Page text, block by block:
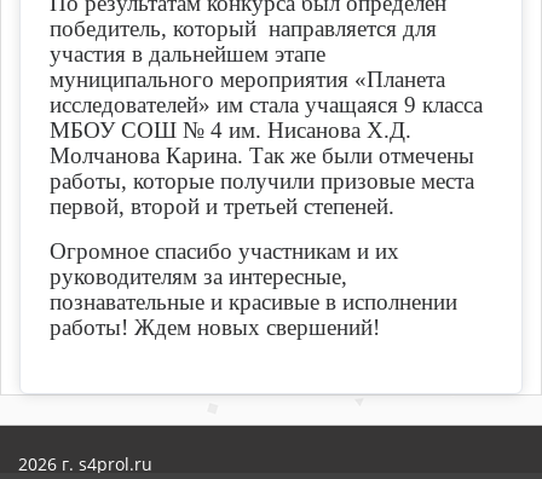
победитель, который направляется для
участия в дальнейшем этапе
муниципального мероприятия «Планета
исследователей» им стала учащаяся 9 класса
МБОУ СОШ № 4 им. Нисанова Х.Д.
Молчанова Карина. Так же были отмечены
работы, которые получили призовые места
первой, второй и третьей степеней.
Огромное спасибо участникам и их
руководителям за интересные,
познавательные и красивые в исполнении
работы! Ждем новых свершений!
2026 г. s4prol.ru